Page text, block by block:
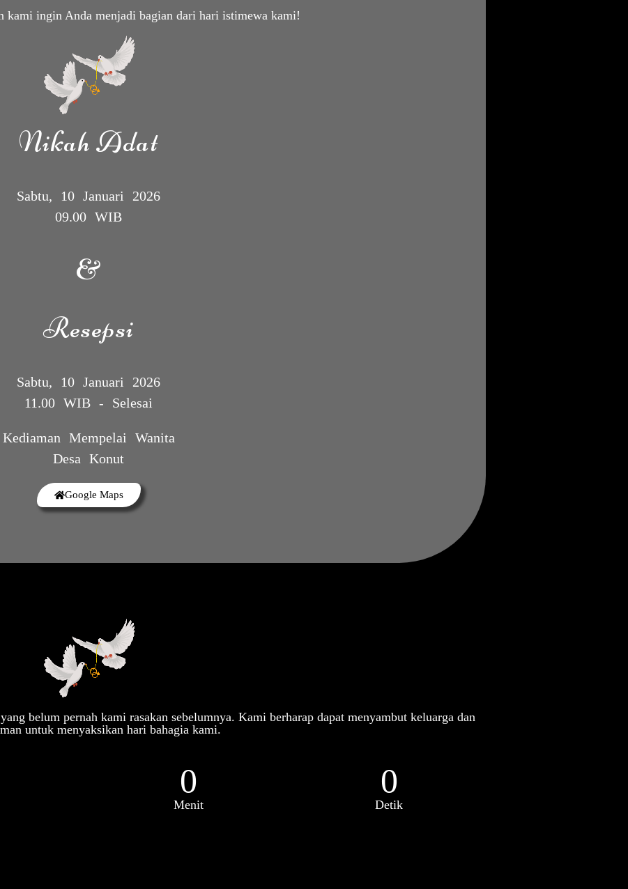
The Wedding Of
Tamu Undangan
kami ingin Anda menjadi bagian dari hari istimewa kami!
Nikah Adat
Sabtu, 10 Januari 2026
09.00 WIB
&
Resepsi
Sabtu, 10 Januari 2026
11.00 WIB - Selesai
Kediaman Mempelai Wanita
Desa Konut
Google Maps
belum pernah kami rasakan sebelumnya. Kami berharap dapat menyambut keluarga dan
untuk menyaksikan hari bahagia kami.
0
Menit
0
Detik